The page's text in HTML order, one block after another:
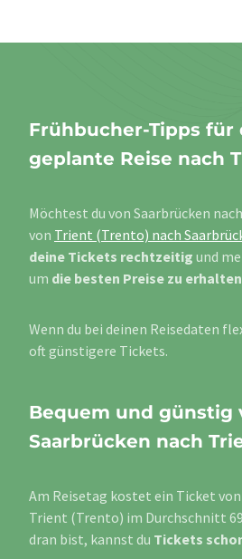
Frühbucher-Tipps für
geplante Reise nach
Möchtest du von Saarbrücken
von Trient (Trento) nach
deine Tickets rechtzeitig und
um die besten Preise zu erhalten
Wenn du bei deinen Reisedaten
oft günstigere Tickets.
Bequem und günstig
Saarbrücken nach
Am Reisetag kostet ein Ticket
Trient (Trento) im Durchschnitt
dran bist, kannst du Tickets